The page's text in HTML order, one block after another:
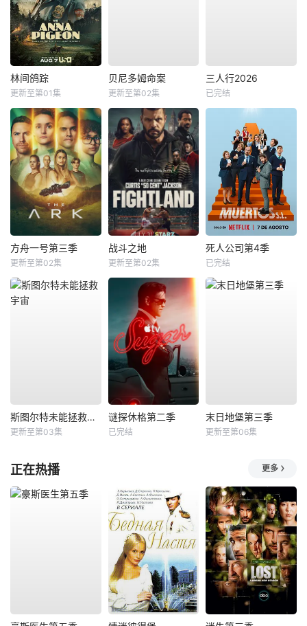
林间鸽踪
更新至第01集
贝尼多姆命案
更新至第02集
三人行2026
已完结
方舟一号第三季
更新至第02集
战斗之地
更新至第02集
死人公司第4季
已完结
斯图尔特未能拯救宇宙
更新至第03集
谜探休格第二季
已完结
末日地堡第三季
更新至第06集
正在热播 更多